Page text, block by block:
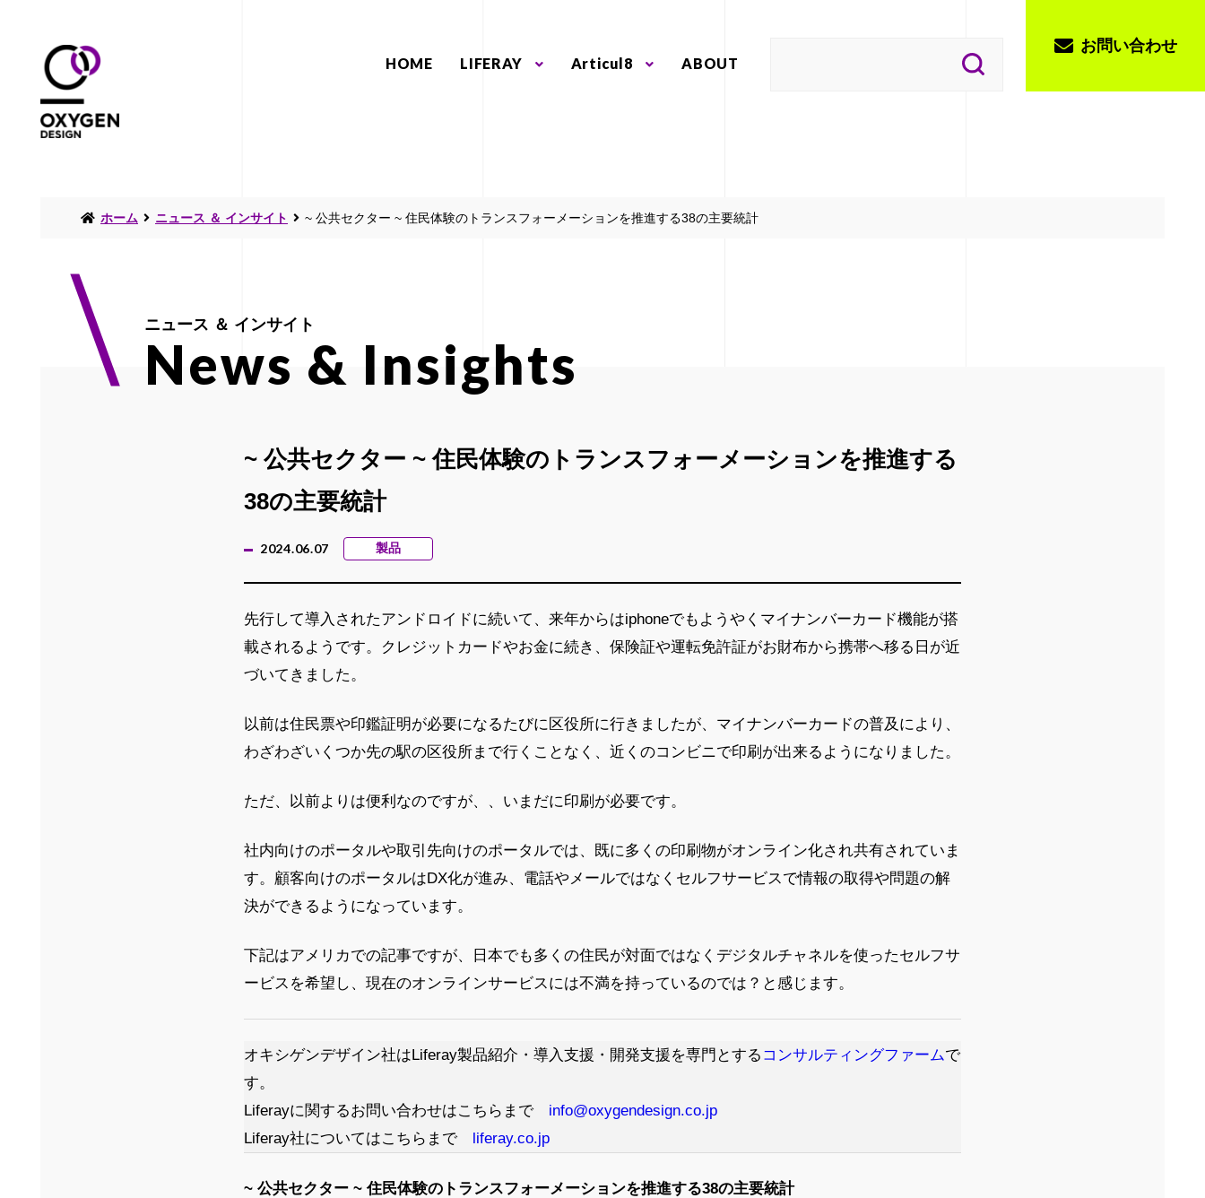
HOME LIFERAY Articul8 ABOUT
お問い合わせ
ホーム ニュース ＆ インサイト ~ 公共セクター ~ 住民体験のトランスフォーメーションを推進する38の主要統計
ニュース ＆ インサイト
News & Insights
~ 公共セクター ~ 住民体験のトランスフォーメーションを推進する
38の主要統計
2024.06.07 製品
先行して導入されたアンドロイドに続いて、来年からはiphoneでもようやくマイナンバーカード機能が搭
載されるようです。クレジットカードやお金に続き、保険証や運転免許証がお財布から携帯へ移る日が近
づいてきました。
以前は住民票や印鑑証明が必要になるたびに区役所に行きましたが、マイナンバーカードの普及により、
わざわざいくつか先の駅の区役所まで行くことなく、近くのコンビニで印刷が出来るようになりました。
ただ、以前よりは便利なのですが、、いまだに印刷が必要です。
社内向けのポータルや取引先向けのポータルでは、既に多くの印刷物がオンライン化され共有されていま
す。顧客向けのポータルはDX化が進み、電話やメールではなくセルフサービスで情報の取得や問題の解
決ができるようになっています。
下記はアメリカでの記事ですが、日本でも多くの住民が対面ではなくデジタルチャネルを使ったセルフサ
ービスを希望し、現在のオンラインサービスには不満を持っているのでは？と感じます。
オキシゲンデザイン社はLiferay製品紹介・導入支援・開発支援を専門とする コンサルティングファームで
す。
Liferayに関するお問い合わせはこちらまで info@oxygendesign.co.jp
Liferay社についてはこちらまで liferay.co.jp
~ 公共セクター ~ 住民体験のトランスフォーメーションを推進する38の主要統計